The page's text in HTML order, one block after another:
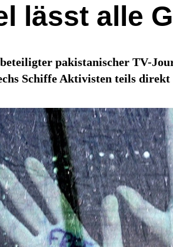
lässt alle
pakistanischer TV-
Schiffe Aktivisten teils direkt